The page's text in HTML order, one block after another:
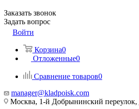
Заказать звонок
Задать вопрос
Войти
Корзина0
Отложенные0
Сравнение товаров0
manager@kladpoisk.com
Москва, 1-й Добрынинский переулок,